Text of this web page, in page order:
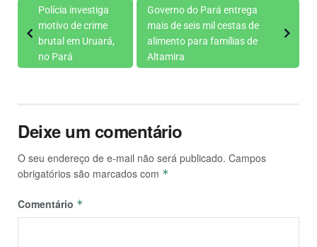
Polícia investiga
motivo de crime
brutal em Uruará,
no Pará
Governo do Pará entrega
mais de seis mil cestas de
alimento para famílias de
Altamira
Deixe um comentário
O seu endereço de e-mail não será publicado. Campos
obrigatórios são marcados com *
Comentário *